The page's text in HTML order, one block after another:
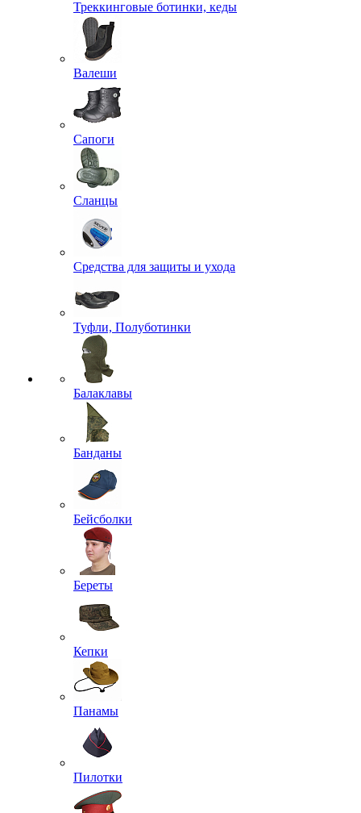
Треккинговые ботинки, кеды
Валеши
Сапоги
Сланцы
Средства для защиты и ухода
Туфли, Полуботинки
Балаклавы
Банданы
Бейсболки
Береты
Кепки
Панамы
Пилотки